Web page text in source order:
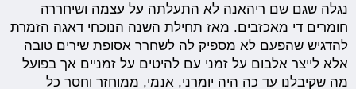
נגלה שגם שם ריהאנה לא התעלתה על עצמה ושיחררה
חומרים די מאכזבים. מאז תחילת השנה הנוכחי דאגה הזמרת
להדגיש שהפעם לא מספיק לה לשחרר אסופת שירים טובה
אלא לייצר אלבום על זמני עם להיטים על זמניים אך בפועל
מה שקיבלנו עד כה היה יומרני, אנמי, ממוחזר וחסר כל